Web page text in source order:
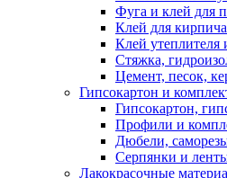
Фуга и клей для
Клей для
Клей утеплителя
Стяжка,
Цемент, песок,
Гипсокартон и
Гипсокартон,
Профили и
Дюбели,
Серпянки и
Лакокрасочные